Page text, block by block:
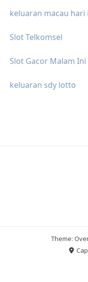
keluaran macau hari
Slot Telkomsel
Slot Gacor Malam Ini
keluaran sdy lotto
Theme: